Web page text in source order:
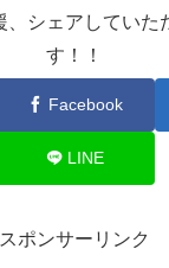
、シェアしていた
す！！
Facebook
LINE
スポンサーリンク